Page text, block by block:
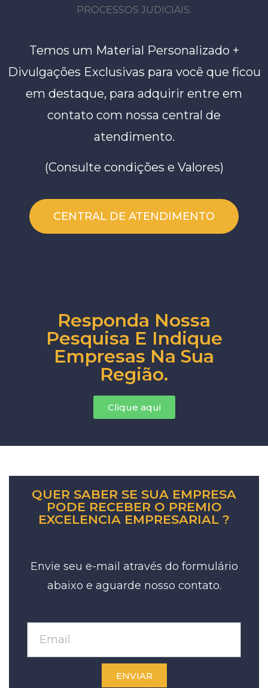
PROCESSOS JUDICIAIS.
Temos um Material Personalizado +
Divulgações Exclusivas para você que ficou
em destaque, para adquirir entre em
contato com nossa central de
atendimento.
(Consulte condições e Valores)
CENTRAL DE ATENDIMENTO
Responda Nossa
Pesquisa E Indique
Empresas Na Sua
Região.
Clique aqui
QUER SABER SE SUA EMPRESA
PODE RECEBER O PREMIO
EXCELENCIA EMPRESARIAL ?
Envie seu e-mail através do formulário
abaixo e aguarde nosso contato.
ENVIAR